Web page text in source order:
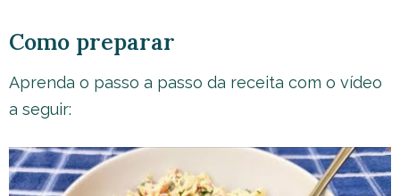
Como preparar
Aprenda o passo a passo da receita com o vídeo
a seguir: